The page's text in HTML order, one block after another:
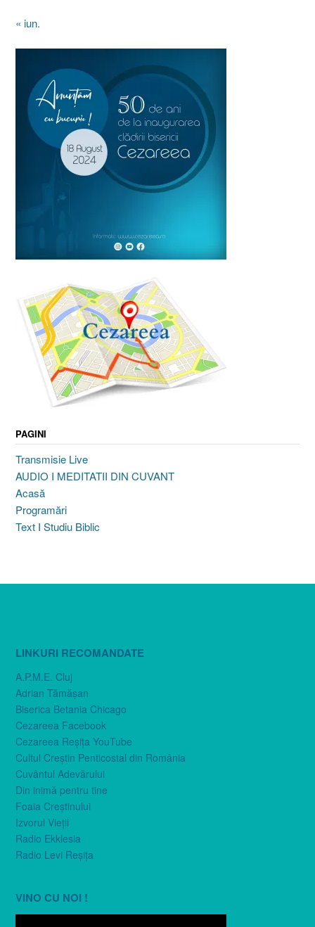
« iun.
PAGINI
Transmisie Live
AUDIO I MEDITATII DIN CUVANT
Acasă
Programări
Text I Studiu Biblic
LINKURI RECOMANDATE
A.P.M.E. Cluj
Adrian Tămăşan
Biserica Betania Chicago
Cezareea Facebook
Cezareea Reşiţa YouTube
Cultul Creştin Penticostal din România
Cuvântul Adevărului
Din inimă pentru tine
Foaia Creştinului
Izvorul Vieţii
Radio Ekklesia
Radio Levi Reşiţa
VINO CU NOI !